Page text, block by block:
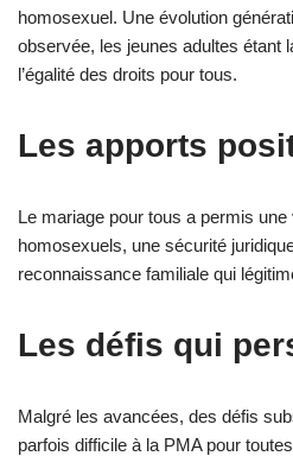
homosexuel. Une évolution
observée, les jeunes adultes étant
l’égalité des droits pour tous.
Les apports
Le mariage pour tous a permis
homosexuels, une sécurité
reconnaissance familiale qui
Les défis qui
Malgré les avancées, des défis
parfois difficile à la PMA pour